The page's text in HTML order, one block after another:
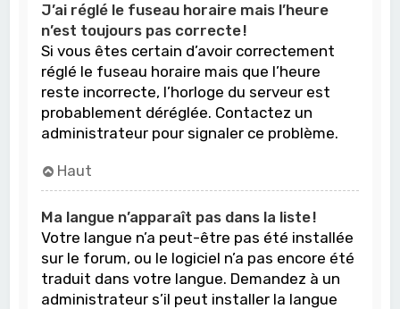
J’ai réglé le fuseau horaire mais l’heure
n’est toujours pas correcte !
Si vous êtes certain d’avoir correctement
réglé le fuseau horaire mais que l’heure
reste incorrecte, l’horloge du serveur est
probablement déréglée. Contactez un
administrateur pour signaler ce problème.
Haut
Ma langue n’apparaît pas dans la liste !
Votre langue n’a peut-être pas été installée
sur le forum, ou le logiciel n’a pas encore été
traduit dans votre langue. Demandez à un
administrateur s’il peut installer la langue